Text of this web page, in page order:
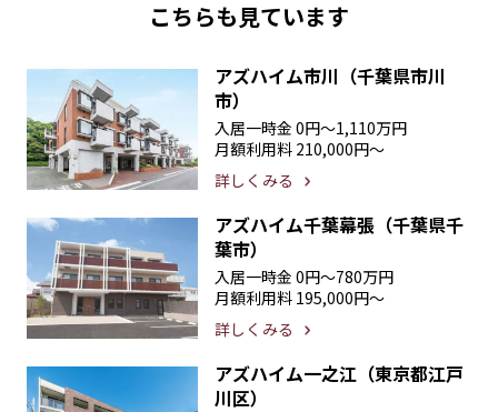
こちらも見ています
アズハイム市川（千葉県市川
市）
入居一時金 0円〜1,110万円
月額利用料 210,000円〜
詳しくみる
アズハイム千葉幕張（千葉県千
葉市）
入居一時金 0円〜780万円
月額利用料 195,000円〜
詳しくみる
アズハイム一之江（東京都江戸
川区）